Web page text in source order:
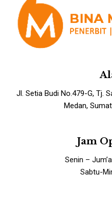
Jl. Setia Budi No.479-G, Tj.
Medan,
Jam
Senin –
Sabtu-